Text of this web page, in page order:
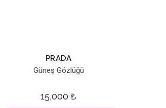
PRADA
Güneş Gözlüğü
15,000₺